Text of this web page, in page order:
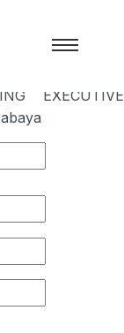
EXECUTIVE